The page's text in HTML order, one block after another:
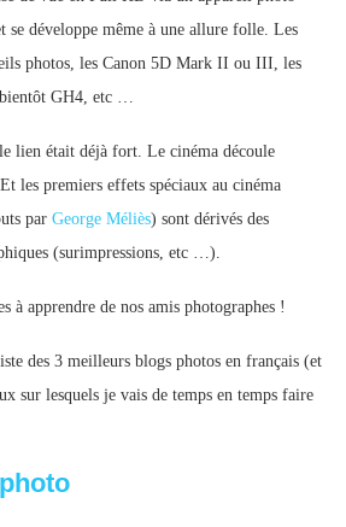
se développe même à une allure folle. Les
photos, les Canon 5D Mark II ou III, les
GH4, etc …
lien était déjà fort. Le cinéma découle
les premiers effets spéciaux au cinéma
par George Méliès) sont dérivés des
(surimpressions, etc …).
à apprendre de nos amis photographes !
des 3 meilleurs blogs photos en français (et
sur lesquels je vais de temps en temps faire